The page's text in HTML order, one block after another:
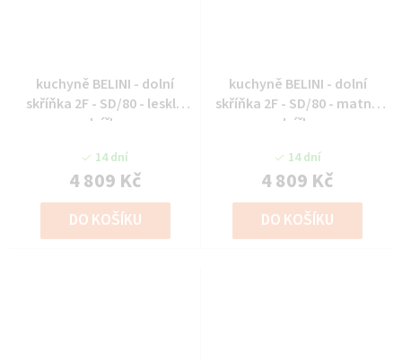
kuchyně BELINI - dolní
skříňka 2F - SD/80 - lesklé
dvířka
14 dní
4 809 Kč
DO KOŠÍKU
kuchyně BELINI - dolní
skříňka 2F - SD/80 - matné
dvířka
14 dní
4 809 Kč
DO KOŠÍKU